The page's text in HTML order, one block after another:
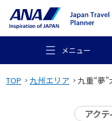
メニュー
TOP 九州エリア 九重“夢”
アクテ